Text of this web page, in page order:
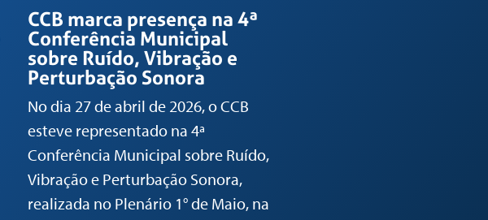
CCB marca presença na 4ª
Conferência Municipal
sobre Ruído, Vibração e
Perturbação Sonora
No dia 27 de abril de 2026, o CCB
esteve representado na 4ª
Conferência Municipal sobre Ruído,
Vibração e Perturbação Sonora,
realizada no Plenário 1° de Maio, na